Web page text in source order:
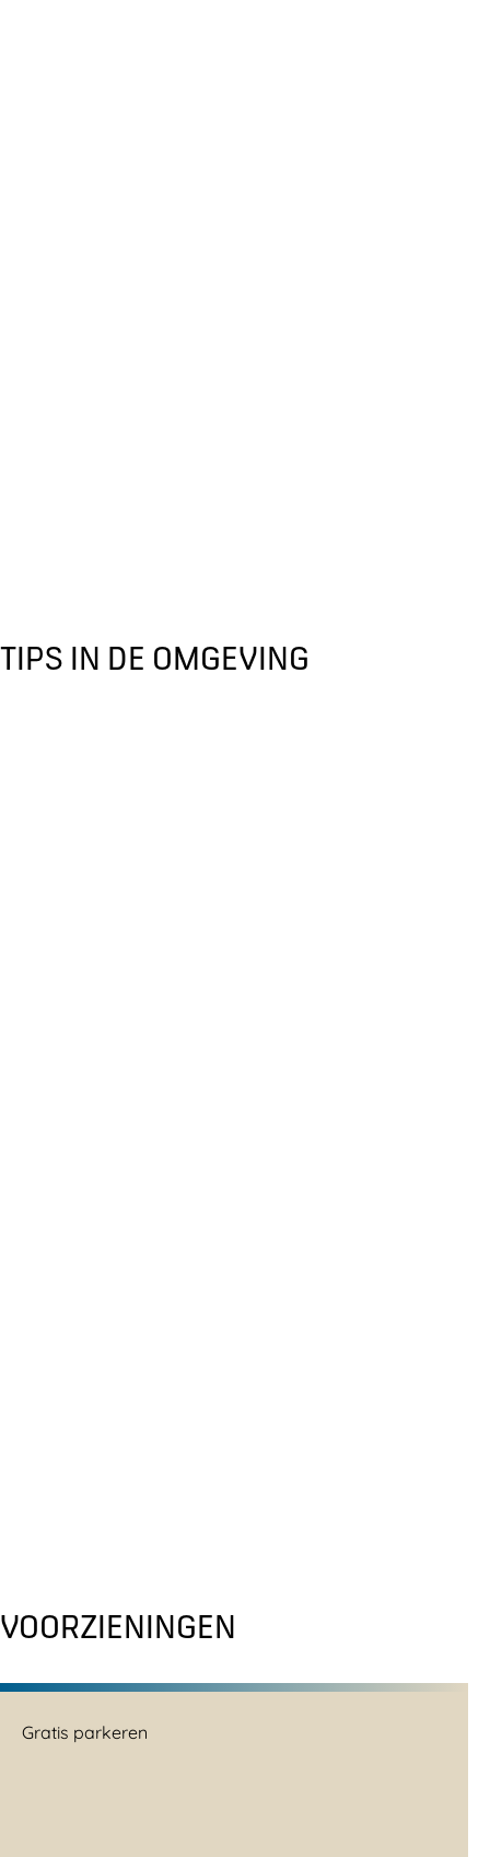
TIPS IN DE OMGEVING
VOORZIENINGEN
Gratis parkeren